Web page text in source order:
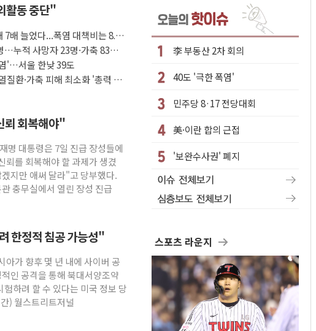
에너지 자립' 일환
급부족 전 시장 규제 탓 커
와 운영 파트너십 체결
등, 협의 테이블에
름
명피해 없어
터치'는 호불호
활동 중단"
7배 늘었다...폭염 대책비는 8.6
…누적 사망자 23명·가축 83만
'…서울 한낮 39도
환·가축 피해 최소화 '총력 대
뢰 회복해야"
명 대통령은 7일 진급 장성들에
뢰를 회복해야 할 과제가 생겼
지만 애써 달라"고 당부했다.
충무실에서 열린 장성 진급
한정적 침공 가능성"
가 향후 몇 년 내에 사이버 공
인 공격을 통해 북대서양조약
하려 할 수 있다는 미국 정보 당
) 월스트리트저널
李 부동산 2차 회의
40도 '극한 폭염'
민주당 8·17 전당대회
美·이란 합의 근접
'보완수사권' 폐지
스포츠 라운지